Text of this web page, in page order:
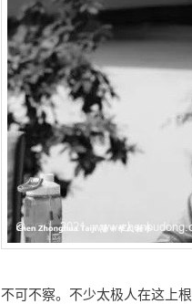
不可不察。不少太极人在这上